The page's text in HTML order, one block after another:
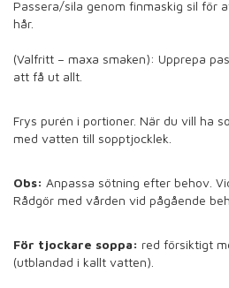
Passera/sila genom finmaskig sil för
hår.
(Valfritt – maxa smaken): Upprepa
att få ut allt.
Frys purén i portioner. När du vill ha
med vatten till sopptjocklek.
Obs: Anpassa sötning efter behov.
Rådgör med vården vid pågående
För tjockare soppa: red försiktigt
(utblandad i kallt vatten).